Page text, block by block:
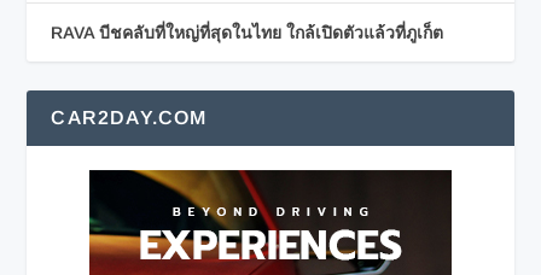
RAVA บีชคลับที่ใหญ่ที่สุดในไทย ใกล้เปิดตัวแล้วที่ภูเก็ต
CAR2DAY.COM